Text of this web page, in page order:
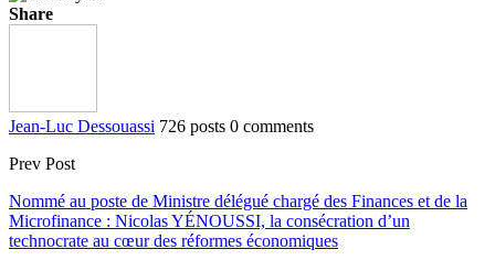
Share
Jean-Luc Dessouassi 726 posts 0 comments
Prev Post
Nommé au poste de Ministre délégué chargé des Finances et de la
Microfinance : Nicolas YÉNOUSSI, la consécration d’un
technocrate au cœur des réformes économiques